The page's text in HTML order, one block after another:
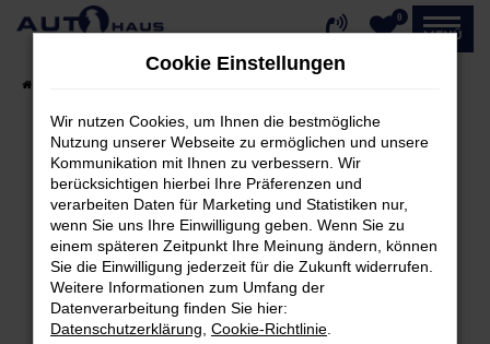
Zum
0
MENÜ
Fehler: Network Error
Beim Laden ist ein Fehler aufgetreten.
Hier sind ein paar Tipps, die dir helfen können:
Überprüfe deine Firewall und deine
Internetverbindung.
Laden andere Webseiten, zum Beispiel deine
Cookie Einstellungen
Wir nutzen Cookies, um Ihnen die bestmögliche
Nutzung unserer Webseite zu ermöglichen und unsere
Kommunikation mit Ihnen zu verbessern. Wir
berücksichtigen hierbei Ihre Präferenzen und
verarbeiten Daten für Marketing und Statistiken nur,
wenn Sie uns Ihre Einwilligung geben. Wenn Sie zu
einem späteren Zeitpunkt Ihre Meinung ändern, können
Sie die Einwilligung jederzeit für die Zukunft widerrufen.
Weitere Informationen zum Umfang der
Datenverarbeitung finden Sie hier:
Datenschutzerklärung Cookie-Richtlinie